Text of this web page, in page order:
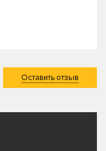
Оставить отзыв